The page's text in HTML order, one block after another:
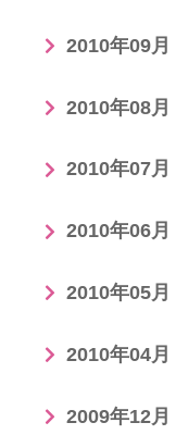
2010年09月
2010年08月
2010年07月
2010年06月
2010年05月
2010年04月
2009年12月